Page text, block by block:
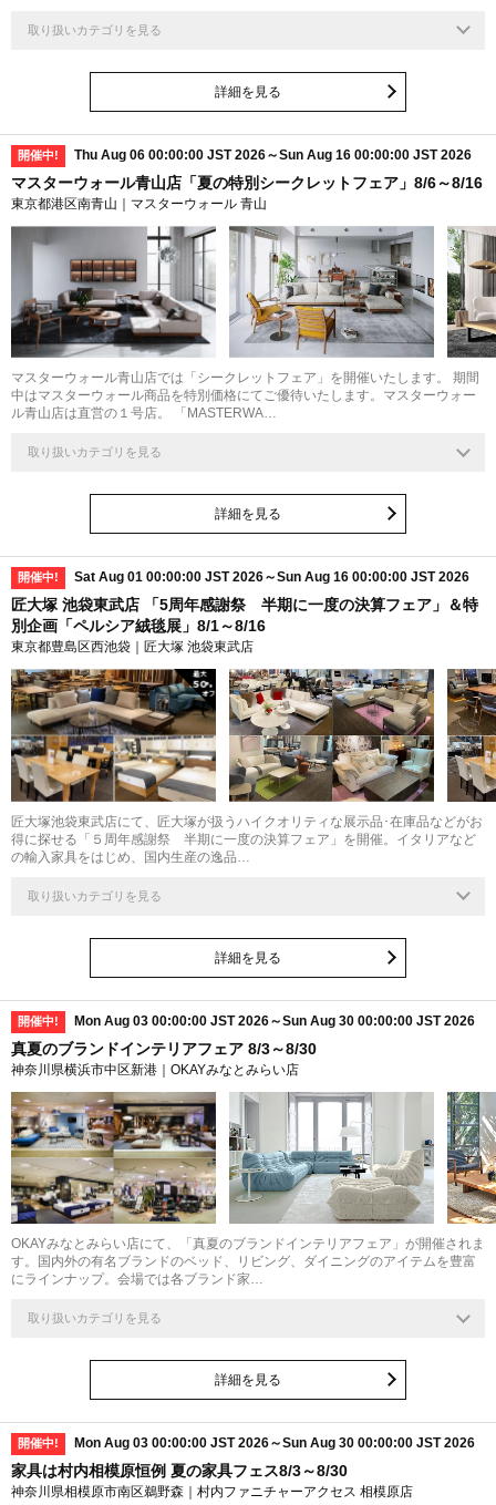
取り扱いカテゴリを見る
詳細を見る
開催中! Thu Aug 06 00:00:00 JST 2026～Sun Aug 16 00:00:00 JST 2026
マスターウォール青山店「夏の特別シークレットフェア」8/6～8/16
東京都港区南青山｜マスターウォール 青山
マスターウォール青山店では「シークレットフェア」を開催いたします。 期間
中はマスターウォール商品を特別価格にてご優待いたします。マスターウォー
ル青山店は直営の１号店。 「MASTERWA…
取り扱いカテゴリを見る
詳細を見る
開催中! Sat Aug 01 00:00:00 JST 2026～Sun Aug 16 00:00:00 JST 2026
匠大塚 池袋東武店 「5周年感謝祭 半期に一度の決算フェア」＆特
別企画「ペルシア絨毯展」8/1～8/16
東京都豊島区西池袋｜匠大塚 池袋東武店
最大
50%
匠大塚池袋東武店にて、匠大塚が扱うハイクオリティな展示品･在庫品などがお
得に探せる「５周年感謝祭 半期に一度の決算フェア」を開催。イタリアなど
の輸入家具をはじめ、国内生産の逸品…
取り扱いカテゴリを見る
詳細を見る
開催中! Mon Aug 03 00:00:00 JST 2026～Sun Aug 30 00:00:00 JST 2026
真夏のブランドインテリアフェア 8/3～8/30
神奈川県横浜市中区新港｜OKAYみなとみらい店
OKAYみなとみらい店にて、「真夏のブランドインテリアフェア」が開催されま
す。国内外の有名ブランドのベッド、リビング、ダイニングのアイテムを豊富
にラインナップ。会場では各ブランド家…
取り扱いカテゴリを見る
詳細を見る
開催中! Mon Aug 03 00:00:00 JST 2026～Sun Aug 30 00:00:00 JST 2026
家具は村内相模原恒例 夏の家具フェス8/3～8/30
神奈川県相模原市南区鵜野森｜村内ファニチャーアクセス 相模原店